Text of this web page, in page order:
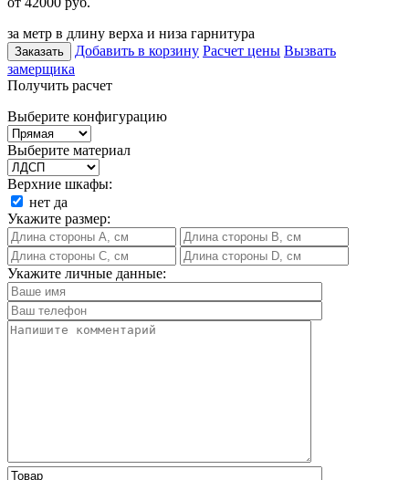
за метр в длину верха и низа гарнитура
Заказать Добавить в корзину Расчет цены Вызвать
замерщика
Получить расчет
Выберите конфигурацию
Выберите материал
Верхние шкафы:
нет да
Укажите размер:
Укажите личные данные: